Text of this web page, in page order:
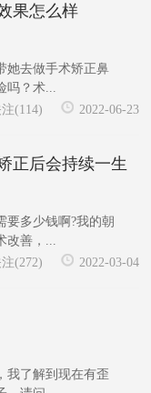
果怎么样
她去做手术矫正鼻
？术...
(114)
2022-06-23
正后会持续一生
要多少钱啊?我的朝
善，...
(272)
2022-03-04
我了解到现在有歪